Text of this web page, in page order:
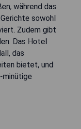
während das
sowohl
Zudem gibt
Das Hotel
das
bietet, und
minütige